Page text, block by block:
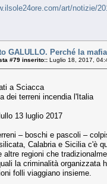
art/notizie/
GALULLO. Perché la
#79 inserito:: Luglio 18, 2017,
a Sciacca
dei terreni incendia l'Italia
13 luglio 2017
– boschi e pascoli –
Calabria e Sicilia c'è
altre regioni che
la criminalità organizzata
folli viaggiano insieme.